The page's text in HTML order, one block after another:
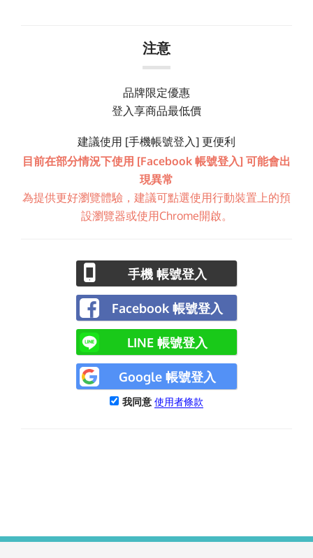
注意
品牌限定優惠
登入享商品最低價
建議使用 [手機帳號登入] 更便利
目前在部分情況下使用 [Facebook 帳號登入] 可能會出
現異常
為提供更好瀏覽體驗，建議可點選使用行動裝置上的預
設瀏覽器或使用Chrome開啟。
手機 帳號登入
Facebook 帳號登入
LINE 帳號登入
Google 帳號登入
我同意 使用者條款